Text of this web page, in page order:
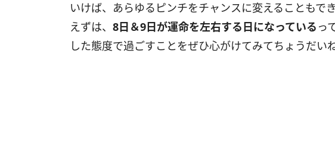
いけば、あらゆるピンチをチャンスに変えることも
えずは、 8日＆9日が運命を左右する日になっている っ
した態度で過ごすことをぜひ心がけてみてちょうだい